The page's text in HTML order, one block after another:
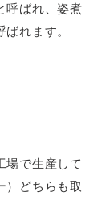
呼ばれ、姿煮
れます。
場で生産して
どちらも取